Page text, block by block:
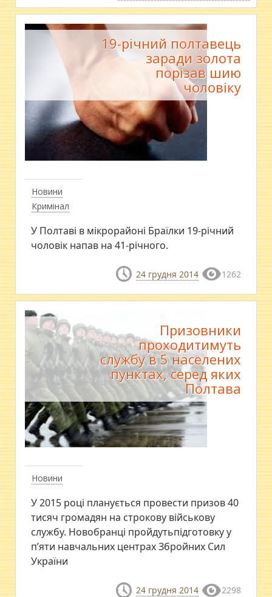
Новини
Кримінал
19-річний полтавець
заради золота
порізав шию
чоловіку
У Полтаві в мікрорайоні Браїлки 19-річний
чоловік напав на 41-річного.
24 грудня 2014 1262
Новини
Призовники
проходитимуть
службу в 5 населених
пунктах, серед яких
Полтава
У 2015 році планується провести призов 40
тисяч громадян на строкову військову
службу. Новобранці пройдутьпідготовку у
п’яти навчальних центрах Збройних Сил
України
24 грудня 2014 2298